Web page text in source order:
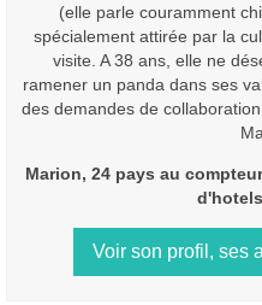
(elle parle couramment
spécialement attirée par la
visite. A 38 ans, elle ne
ramener un panda dans ses
des demandes de
Marion, 24 pays au
Voir son profil, ses